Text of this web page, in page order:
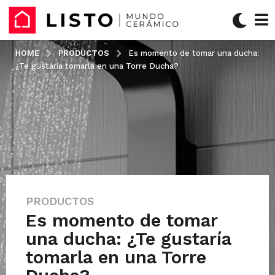
HOME PRODUCTOS
Es momento de tomar una ducha:
¿Te gustaría tomarla en una Torre Ducha?
e
l
4
d
PRODUCTOS
Es momento de tomar
una ducha: ¿Te gustaría
tomarla en una Torre